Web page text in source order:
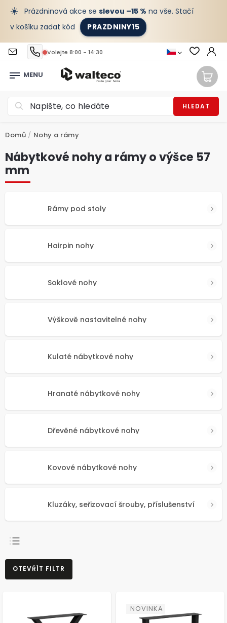
☀️ Prázdninová akce se slevou –15 % na vše. Stačí
v košíku zadat kód
PRAZDNINY15
Volejte 8:00 - 14:30
HLEDAT
Domů / Nohy a rámy
Nábytkové nohy a rámy o výšce 57
mm
Rámy pod stoly
Hairpin nohy
Soklové nohy
Výškově nastavitelné nohy
Kulaté nábytkové nohy
Hranaté nábytkové nohy
Dřevěné nábytkové nohy
Kovové nábytkové nohy
Kluzáky, seřizovací šrouby, příslušenství
NEJPRODÁVANĚJŠÍ
NEJLEVNĚJŠÍ
OTEVŘÍT FILTR
NOVINKA